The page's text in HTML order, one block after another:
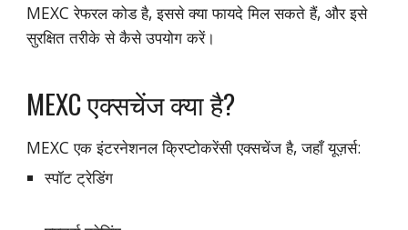
MEXC रेफरल कोड है, इससे क्या फायदे मिल सकते हैं, और इसे
सुरक्षित तरीके से कैसे उपयोग करें।
MEXC एक्सचेंज क्या है?
MEXC एक इंटरनेशनल क्रिप्टोकरेंसी एक्सचेंज है, जहाँ यूज़र्स:
स्पॉट ट्रेडिंग